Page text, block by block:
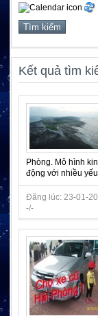
Kết quả tìm
Phòng. Mô hình
động với nhiều
Đăng lúc: 23-01-
-/-